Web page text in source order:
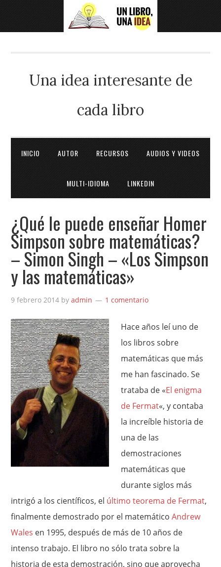
Una idea interesante de
cada libro
INICIO AUTOR RECURSOS AUDIOS Y VIDEOS
MULTI-IDIOMA LINKEDIN
¿Qué le puede enseñar Homer
Simpson sobre matemáticas?
– Simon Singh – «Los Simpson
y las matemáticas»
9 febrero 2014 byadmin 1 comentario
Hace años leí uno de
los libros sobre
matemáticas que más
me han fascinado. Se
trataba de «El enigma
de Fermat«, y contaba
la increíble historia de
una de las
demostraciones
matemáticas que
durante siglos más
intrigó a los científicos, el último teorema de Fermat,
finalmente demostrado por el matemáticoAndrew
Wales en 1995, después de más de 10 años de
intenso trabajo. El libro no sólo trata sobre la
historia de esta demostración, sino que aprovecha